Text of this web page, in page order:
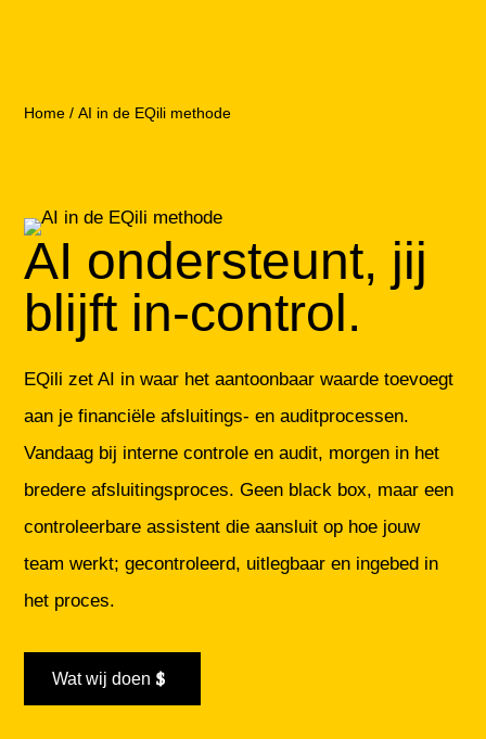
Home /AI in de EQili methode
AI ondersteunt, jij
blijft in-control.
EQili zet AI in waar het aantoonbaar waarde toevoegt
aan je financiële afsluitings- en auditprocessen.
Vandaag bij interne controle en audit, morgen in het
bredere afsluitingsproces. Geen black box, maar een
controleerbare assistent die aansluit op hoe jouw
team werkt; gecontroleerd, uitlegbaar en ingebed in
het proces.
Wat wij doen